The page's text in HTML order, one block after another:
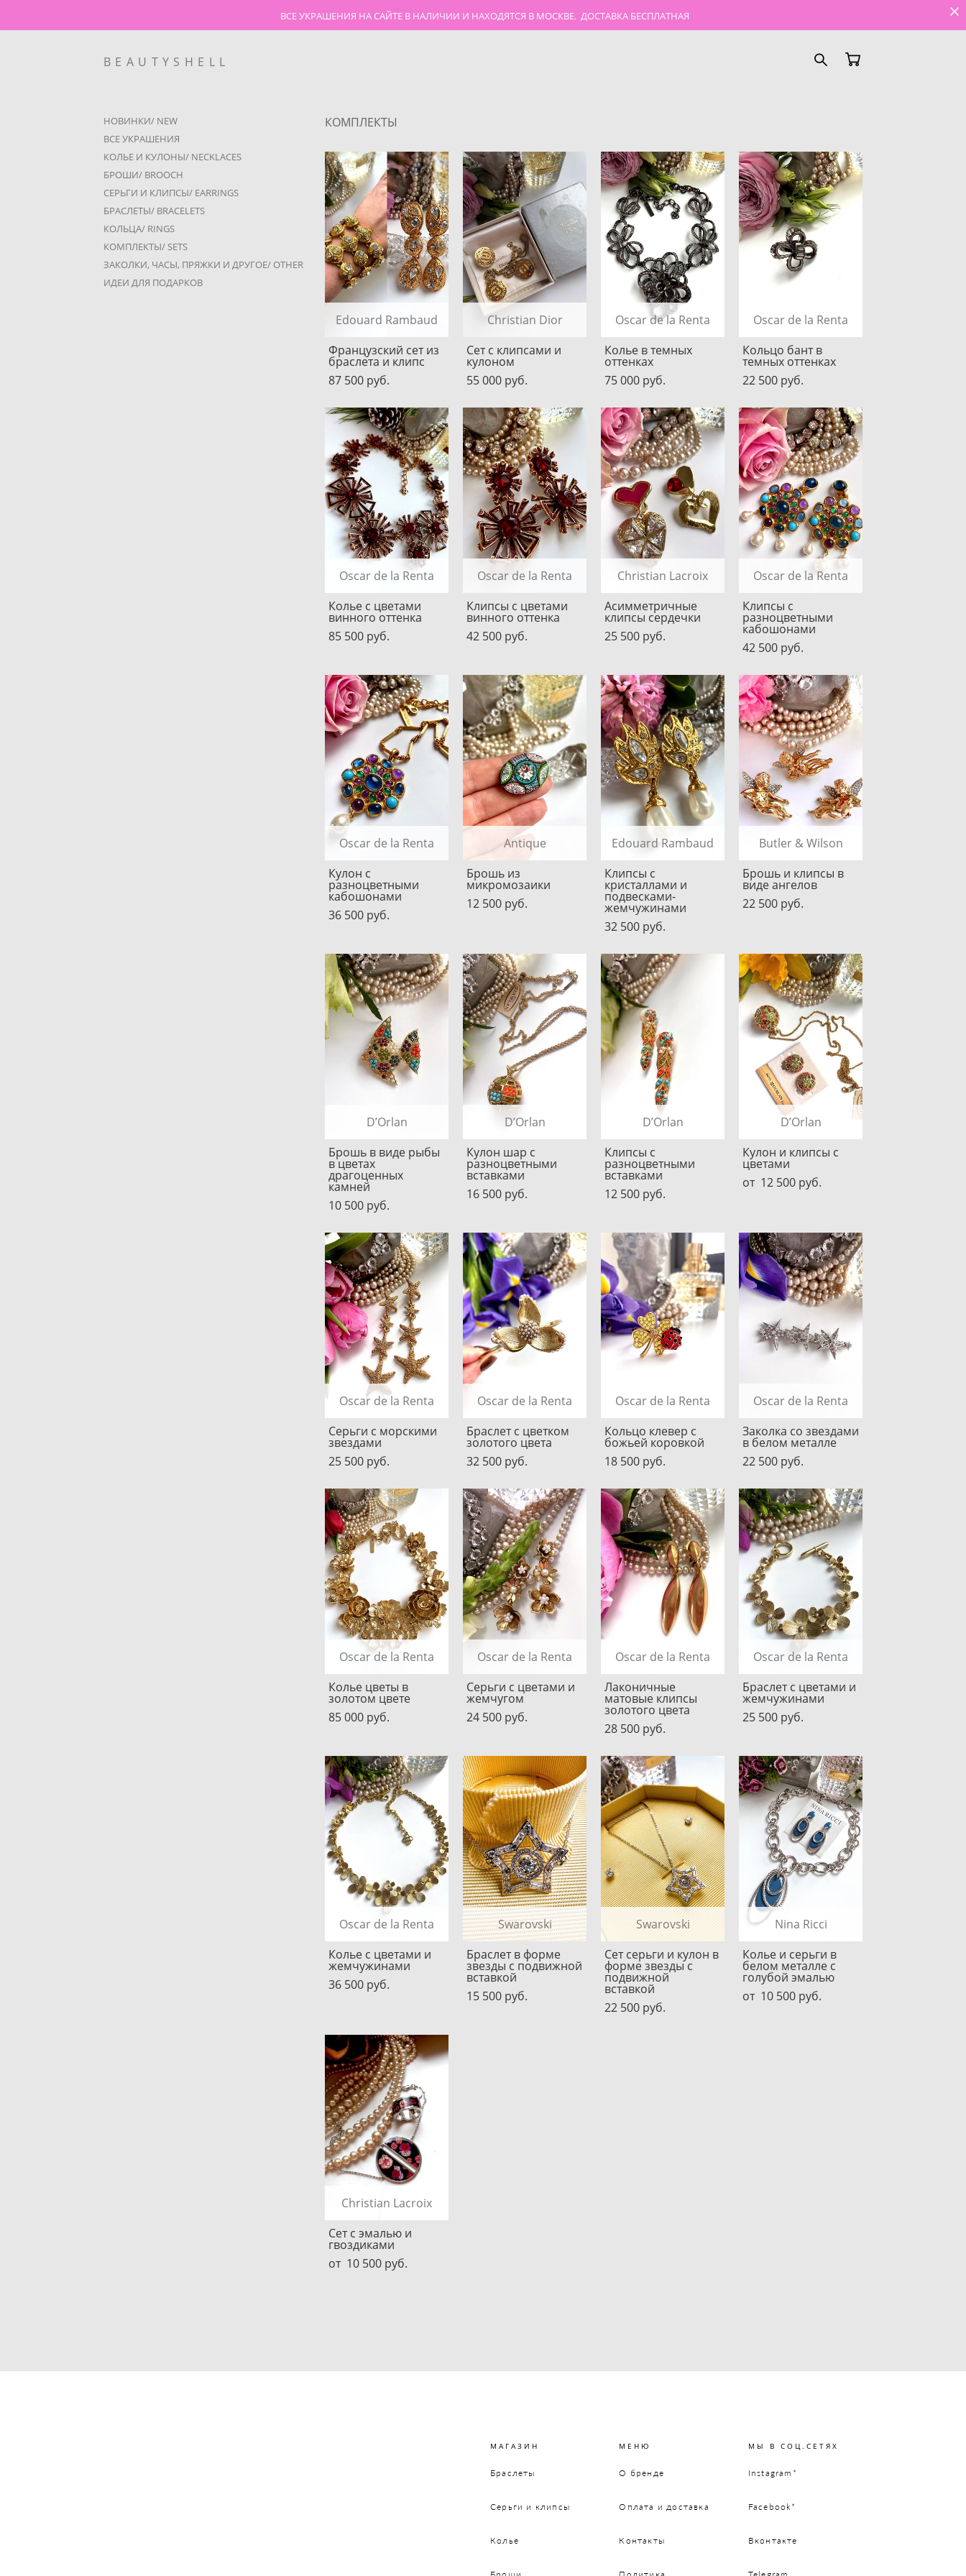
ВСЕ УКРАШЕНИЯ НА САЙТЕ В НАЛИЧИИ И НАХОДЯТСЯ В МОСКВЕ. ДОСТАВКА БЕСПЛАТНАЯ
BEAUTYSHELL
BEAUTYSHELL
НОВИНКИ/ NEW
ВСЕ УКРАШЕНИЯ
КОЛЬЕ И КУЛОНЫ/ NECKLACES
БРОШИ/ BROOCH
СЕРЬГИ И КЛИПСЫ/ EARRINGS
БРАСЛЕТЫ/ BRACELETS
КОЛЬЦА/ RINGS
КОМПЛЕКТЫ/ SETS
ЗАКОЛКИ, ЧАСЫ, ПРЯЖКИ И ДРУГОЕ/ OTHER
ИДЕИ ДЛЯ ПОДАРКОВ
КОМПЛЕКТЫ
Edouard Rambaud
Французский сет из
браслета и клипс
87 500 pуб.
Christian Dior
Сет с клипсами и
кулоном
55 000 pуб.
Oscar de la Renta
Колье в темных
оттенках
75 000 pуб.
Oscar de la Renta
Кольцо бант в
темных оттенках
22 500 pуб.
Oscar de la Renta
Колье с цветами
винного оттенка
85 500 pуб.
Oscar de la Renta
Клипсы с цветами
винного оттенка
42 500 pуб.
Christian Lacroix
Асимметричные
клипсы сердечки
25 500 pуб.
Oscar de la Renta
Клипсы с
разноцветными
кабошонами
42 500 pуб.
Oscar de la Renta
Кулон с
разноцветными
кабошонами
36 500 pуб.
Antique
Брошь из
микромозаики
12 500 pуб.
Edouard Rambaud
Клипсы с
кристаллами и
подвесками-
жемчужинами
32 500 pуб.
Butler & Wilson
Брошь и клипсы в
виде ангелов
22 500 pуб.
D’Orlan
Брошь в виде рыбы
в цветах
драгоценных
камней
10 500 pуб.
D’Orlan
Кулон шар с
разноцветными
вставками
16 500 pуб.
D’Orlan
Клипсы с
разноцветными
вставками
12 500 pуб.
D’Orlan
Кулон и клипсы с
цветами
от 12 500 pуб.
Oscar de la Renta
Серьги с морскими
звездами
25 500 pуб.
Oscar de la Renta
Браслет с цветком
золотого цвета
32 500 pуб.
Oscar de la Renta
Кольцо клевер с
божьей коровкой
18 500 pуб.
Oscar de la Renta
Заколка со звездами
в белом металле
22 500 pуб.
Oscar de la Renta
Колье цветы в
золотом цвете
85 000 pуб.
Oscar de la Renta
Серьги с цветами и
жемчугом
24 500 pуб.
Oscar de la Renta
Лаконичные
матовые клипсы
золотого цвета
28 500 pуб.
Oscar de la Renta
Браслет с цветами и
жемчужинами
25 500 pуб.
Oscar de la Renta
Колье с цветами и
жемчужинами
36 500 pуб.
Swarovski
Браслет в форме
звезды с подвижной
вставкой
15 500 pуб.
Swarovski
Сет серьги и кулон в
форме звезды с
подвижной
вставкой
22 500 pуб.
Nina Ricci
Колье и серьги в
белом металле с
голубой эмалью
от 10 500 pуб.
Christian Lacroix
Сет с эмалью и
гвоздиками
от 10 500 pуб.
МАГАЗИН
Браслеты
Серьги и клипсы
Колье
МЕНЮ
О бренде
Оплата и доставка
Контакты
МЫ В СОЦ.СЕТЯХ
Instagram*
Facebook*
Вконтакте